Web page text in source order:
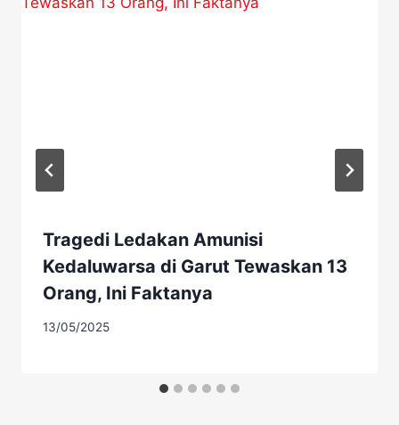
Tragedi Ledakan Amunisi
Kedaluwarsa di Garut Tewaskan 13
Orang, Ini Faktanya
13/05/2025